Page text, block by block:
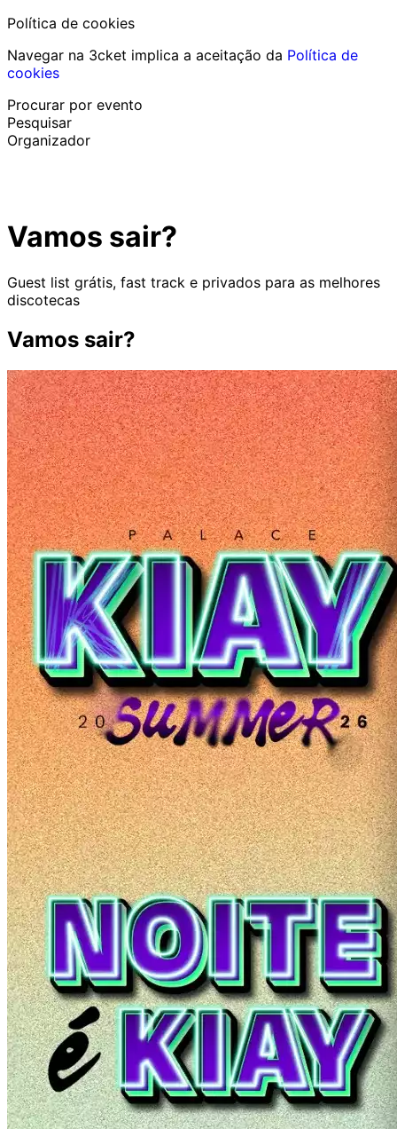
Política de cookies
Navegar na 3cket implica a aceitação da Política de
cookies
Procurar por evento
Pesquisar
Organizador
Ajuda ao participantePerdi o meu bilhete
Vamos sair?
Guest list grátis, fast track e privados para as melhores
discotecas
Vamos sair?